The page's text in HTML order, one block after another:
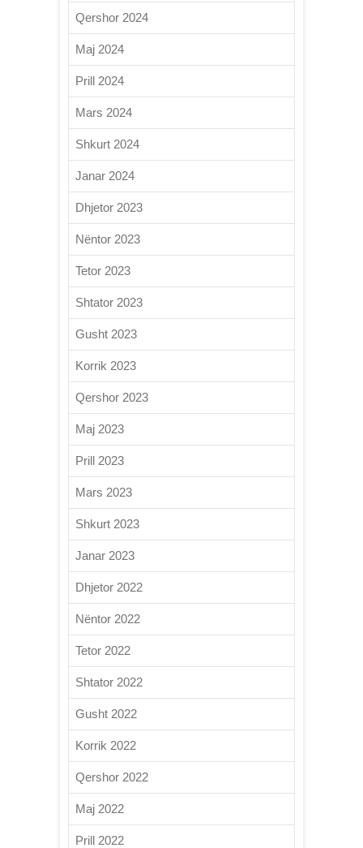
Qershor 2024
Maj 2024
Prill 2024
Mars 2024
Shkurt 2024
Janar 2024
Dhjetor 2023
Nëntor 2023
Tetor 2023
Shtator 2023
Gusht 2023
Korrik 2023
Qershor 2023
Maj 2023
Prill 2023
Mars 2023
Shkurt 2023
Janar 2023
Dhjetor 2022
Nëntor 2022
Tetor 2022
Shtator 2022
Gusht 2022
Korrik 2022
Qershor 2022
Maj 2022
Prill 2022